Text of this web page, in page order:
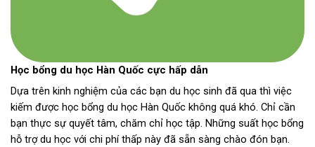
Học bổng du học Hàn Quốc cực hấp dẫn
Dựa trên kinh nghiệm của các bạn du học sinh đã qua thì việc
kiếm được học bổng du học Hàn Quốc không quá khó. Chỉ cần
bạn thực sự quyết tâm, chăm chỉ học tập. Những suất học bổng
hỗ trợ du học với chi phí thấp này đã sẵn sàng chào đón bạn.